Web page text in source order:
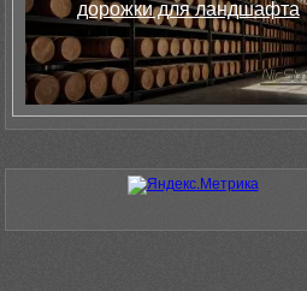
дорожки для ландшафта